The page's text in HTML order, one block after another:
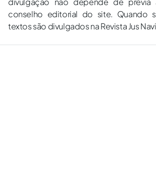
conselho editorial do site. Quando
textos são divulgados na Revista Jus